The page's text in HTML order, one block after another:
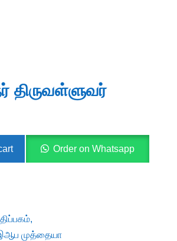
திருவள்ளுவர்
Order on Whatsapp
,
இஆப முத்தையா